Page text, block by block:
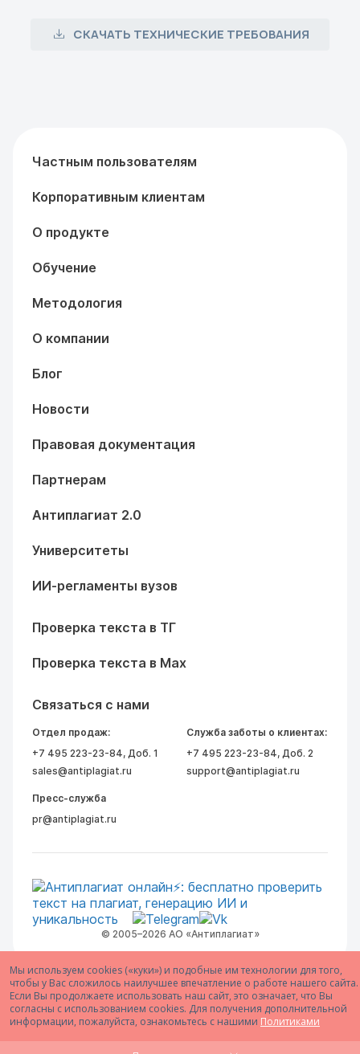
Мы используем cookies («куки») и подобные им технологии для того,
чтобы у Вас сложилось наилучшее впечатление о работе нашего сайта.
Если Вы продолжаете использовать наш сайт, это означает, что Вы
согласны с использованием cookies. Для получения дополнительной
информации, пожалуйста, ознакомьтесь с нашими Политиками
СКАЧАТЬ ТЕХНИЧЕСКИЕ ТРЕБОВАНИЯ
Частным пользователям
Корпоративным клиентам
О продукте
Обучение
Методология
О компании
Блог
Новости
Правовая документация
Партнерам
Антиплагиат 2.0
Университеты
ИИ-регламенты вузов
Проверка текста в ТГ
Проверка текста в Max
Связаться с нами
Отдел продаж:
+7 495 223-23-84, Доб. 1
sales@antiplagiat.ru
Служба заботы о клиентах:
+7 495 223-23-84, Доб. 2
support@antiplagiat.ru
Пресс-служба
pr@antiplagiat.ru
© 2005–2026 АО «Антиплагиат»